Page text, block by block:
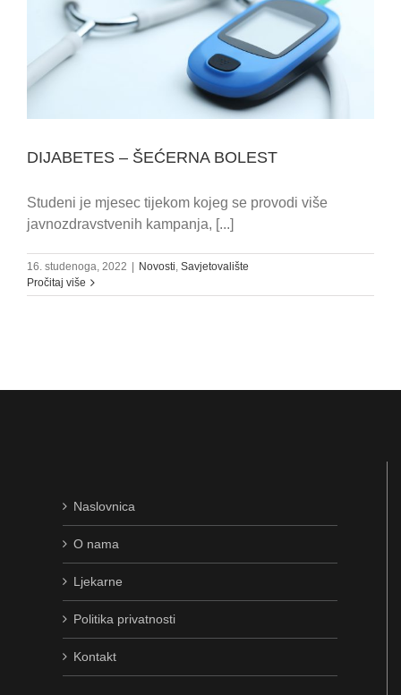
DIJABETES – ŠEĆERNA BOLEST
Studeni je mjesec tijekom kojeg se provodi više
javnozdravstvenih kampanja, [...]
16. studenoga, 2022 Novosti, Savjetovalište
Pročitaj više
Naslovnica
O nama
Ljekarne
Politika privatnosti
Kontakt